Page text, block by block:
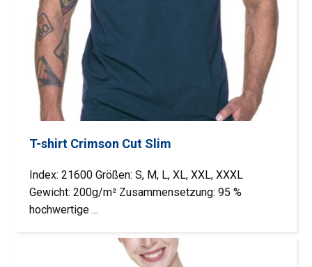
T-shirt Crimson Cut Slim
Index: 21600 Größen: S, M, L, XL, XXL, XXXL
Gewicht: 200g/m² Zusammensetzung: 95 %
hochwertige ...